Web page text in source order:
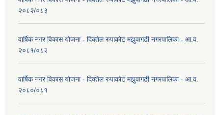
२०८२/०८३
वार्षिक नगर विकास योजना - दिक्तेल रुपाकोट मझुवागढी नगरपालिका - आ.व.
२०८१/०८२
वार्षिक नगर विकास योजना - दिक्तेल रुपाकोट मझुवागढी नगरपालिका - आ.व.
२०८०/०८१